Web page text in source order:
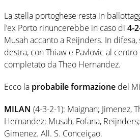
La stella portoghese resta in
l’ex Porto rinuncerebbe in caso di 4-
Musah accanto a Reijnders. In difesa,
destra, con Thiaw e Pavlovic al
completato da Theo Hernandez.
Ecco la probabile formazione del
MILAN (4-3-2-1): Maignan; Jimenez,
Hernandez; Musah, Fofana,
Gimenez. All. S. Conceiçao.